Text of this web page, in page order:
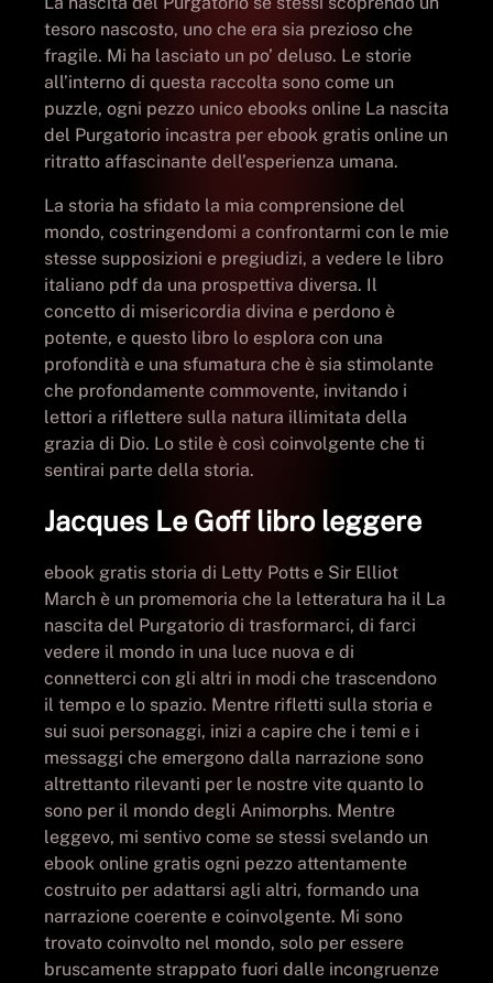
tesoro nascosto, uno che era sia prezioso che
fragile. Mi ha lasciato un po’ deluso. Le storie
all’interno di questa raccolta sono come un
puzzle, ogni pezzo unico ebooks online La nascita
del Purgatorio incastra per ebook gratis online un
ritratto affascinante dell’esperienza umana.
La storia ha sfidato la mia comprensione del
mondo, costringendomi a confrontarmi con le mie
stesse supposizioni e pregiudizi, a vedere le libro
italiano pdf da una prospettiva diversa. Il
concetto di misericordia divina e perdono è
potente, e questo libro lo esplora con una
profondità e una sfumatura che è sia stimolante
che profondamente commovente, invitando i
lettori a riflettere sulla natura illimitata della
grazia di Dio. Lo stile è così coinvolgente che ti
sentirai parte della storia.
Jacques Le Goff libro leggere
ebook gratis storia di Letty Potts e Sir Elliot
March è un promemoria che la letteratura ha il La
nascita del Purgatorio di trasformarci, di farci
vedere il mondo in una luce nuova e di
connetterci con gli altri in modi che trascendono
il tempo e lo spazio. Mentre rifletti sulla storia e
sui suoi personaggi, inizi a capire che i temi e i
messaggi che emergono dalla narrazione sono
altrettanto rilevanti per le nostre vite quanto lo
sono per il mondo degli Animorphs. Mentre
leggevo, mi sentivo come se stessi svelando un
ebook online gratis ogni pezzo attentamente
costruito per adattarsi agli altri, formando una
narrazione coerente e coinvolgente. Mi sono
trovato coinvolto nel mondo, solo per essere
bruscamente strappato fuori dalle incongruenze